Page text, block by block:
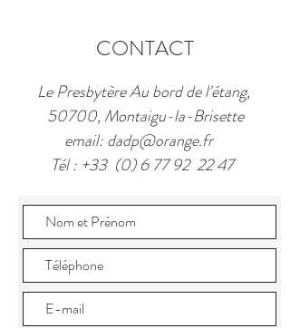
CONTACT
Le Presbytère Au bord de l'étang,
50700, Montaigu-la-Brisette
email:dadp@orange.fr
Tél : +33 (0) 6 77 92 22 47